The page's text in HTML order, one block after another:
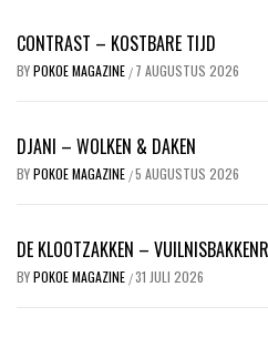
CONTRAST – KOSTBARE TIJD
BYPOKOE MAGAZINE / 7 AUGUSTUS 2026
DJANI – WOLKEN & DAKEN
BYPOKOE MAGAZINE /5 AUGUSTUS 2026
DE KLOOTZAKKEN –
BYPOKOE MAGAZINE /31 JULI 2026